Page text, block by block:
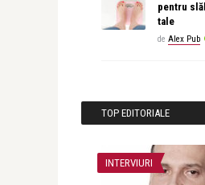
pentru
tale
de Alex Pub
TOP EDITORIALE
INTERVIURI